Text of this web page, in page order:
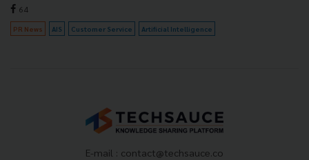
64
PR News AIS Customer Service Artificial Intelligence
E-mail : contact@techsauce.co